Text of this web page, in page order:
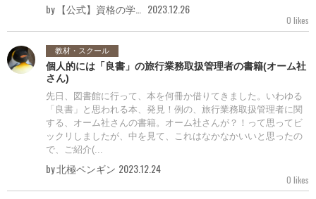
2023.12.26
0 likes
教材・スクール
個人的には「良書」の旅行業務取扱管理者の書籍(オーム社
さん)
先日、図書館に行って、本を何冊か借りてきました。いわゆる
「良書」と思われる本、発見！例の、旅行業務取扱管理者に関
する、オーム社さんの書籍。オーム社さんが？！って思ってビ
ックリしましたが、中を見て、これはなかなかいいと思ったの
で、ご紹介(...
by 北極ペンギン 2023.12.24
0 likes